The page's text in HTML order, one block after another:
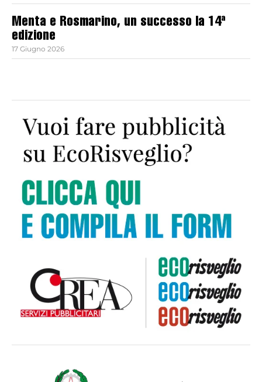
Menta e Rosmarino, un successo la 14ª
edizione
17 Giugno 2026